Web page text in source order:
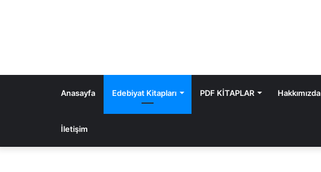
Anasayfa Edebiyat Kitapları PDF KİTAPLAR Hakkımızda
İletişim